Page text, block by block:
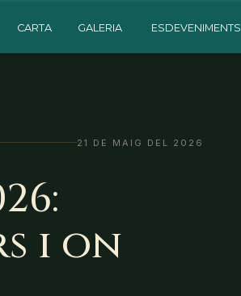
CARTA GALERIA ESDEVENIMENTS
21 DE MAIG DEL 2026
i on